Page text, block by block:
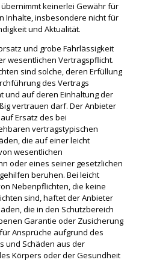
keinerlei Gewähr für
Inhalte, insbesondere nicht für
und Aktualität.
und grobe Fahrlässigkeit
wesentlichen Vertragspflicht.
sind solche, deren Erfüllung
des Vertrags
und auf deren Einhaltung der
vertrauen darf. Der Anbieter
Ersatz des bei
vertragstypischen
die auf einer leicht
wesentlichen
oder eines seiner gesetzlichen
beruhen. Bei leicht
Nebenpflichten, die keine
sind, haftet der Anbieter
die in den Schutzbereich
Garantie oder Zusicherung
Ansprüche aufgrund des
und Schäden aus der
Körpers oder der Gesundheit